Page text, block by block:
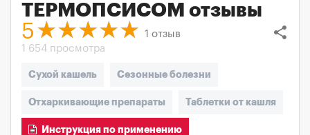
ТЕРМОПСИСОМ отзывы
share
5 1 отзыв
1 654 просмотра
Сухой кашель Сезонные болезни
Отхаркивающие препараты Таблетки от кашля
Инструкция по применению